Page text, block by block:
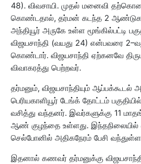
48). விவசாயி. முதல் மனைவி
கொண்டதால், தர்மன் கடந்த 2
அந்தியூர் அருகே உள்ள மூங்கில்பட்டி
விஜயசாந்தி (வயது 24) என்பவரை
கொண்டார். விஜயசாந்தி ஏற்கனவே
விவாகரத்து பெற்றவர்.
தர்மனும், விஜயசாந்தியும் ஆப்பக்கூடல்
பெரியகாளியூர் டேங்க் தோட்டம்
வசித்து வந்தனர். இவர்களுக்கு 11
ஆண் குழந்தை உள்ளது. இந்தநிலையில்
செல்போனில் அதிகநேரம் பேசி
இதனால் கணவர் தர்மனுக்கு